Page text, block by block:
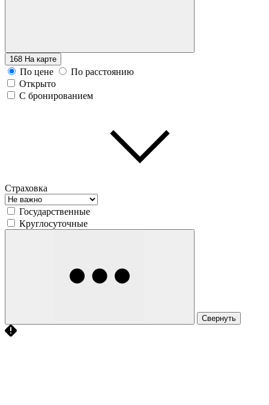
168 На карте
По цене
По расстоянию
Открыто
С бронированием
Страховка
Государственные
Круглосуточные
Свернуть